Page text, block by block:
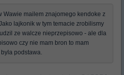
Wawie mailem znajomego kendoke z
lajkonik w tym temacie zrobilismy
ze walcze nieprzepisowo - ale dla
czy nie mam bron to mam
podstawa.